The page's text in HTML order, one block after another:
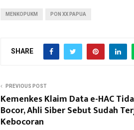
MENKOPUKM PON XX PAPUA
SHARE
PREVIOUS POST
Kemenkes Klaim Data e-HAC
Bocor, Ahli Siber Sebut Sudah
Kebocoran